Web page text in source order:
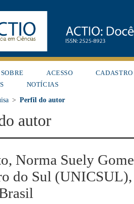
SOBRE ACESSO
CADASTRO
NOTÍCIAS
> Perfil do autor
autor
Norma Suely
do Sul (UNICSUL),